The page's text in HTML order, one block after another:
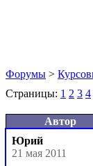
Форумы >
Страницы: 1 2 3 4
Автор
Юрий
21 мая 2011